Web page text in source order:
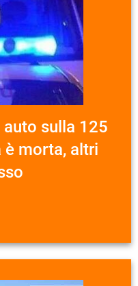
sulla 125
è morta, altri